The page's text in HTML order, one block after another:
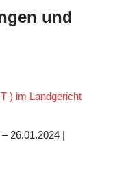
und
) im Landgericht
26.01.2024 |